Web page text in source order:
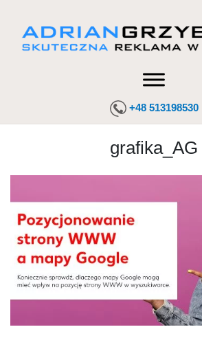
+48 513198530
grafika_AG